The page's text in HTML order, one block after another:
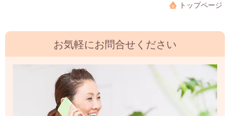
トップページ
お気軽にお問合せください